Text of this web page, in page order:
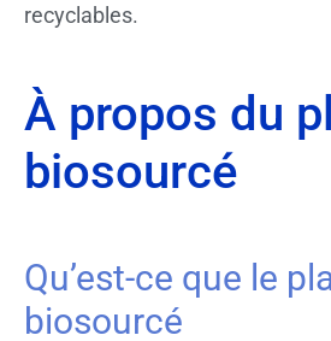
recyclables.
À propos du
biosourcé
Qu’est-ce que le
biosourcé